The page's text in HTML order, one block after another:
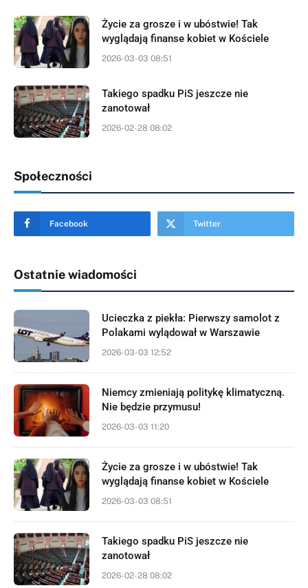
Życie za grosze i w ubóstwie! Tak
wyglądają finanse kobiet w Kościele
2026-03-03 08:51
Takiego spadku PiS jeszcze nie
zanotował
2026-02-28 08:02
Społeczności
Facebook Twitter
Ostatnie wiadomości
Ucieczka z piekła: Pierwszy samolot z
Polakami wylądował w Warszawie
2026-03-03 12:52
Niemcy zmieniają politykę klimatyczną.
Nie będzie przymusu!
2026-03-03 11:20
Życie za grosze i w ubóstwie! Tak
wyglądają finanse kobiet w Kościele
2026-03-03 08:51
Takiego spadku PiS jeszcze nie
zanotował
2026-02-28 08:02